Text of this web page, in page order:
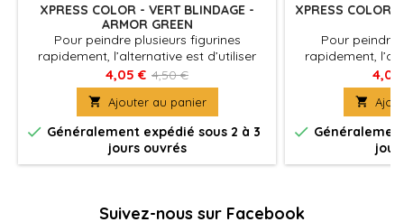
XPRESS COLOR - VERT BLINDAGE -
ARMOR GREEN
Pour peindre plusieurs figurines
rapidement, l’alternative est d’utiliser
Xpress Color, des couleurs mates avec
une formulation spécifique qui
permettent de peindre des figurines
facilement et rapidement
4,05 € 4,50 €
 Ajouter au panier
 Généralement expédié sous 2 à 3
jours ouvrés
XPRESS COLOR
Pour peindre
rapidement,
Xpress Color,
une
permettent de
4,05


Suivez-nous sur Facebook